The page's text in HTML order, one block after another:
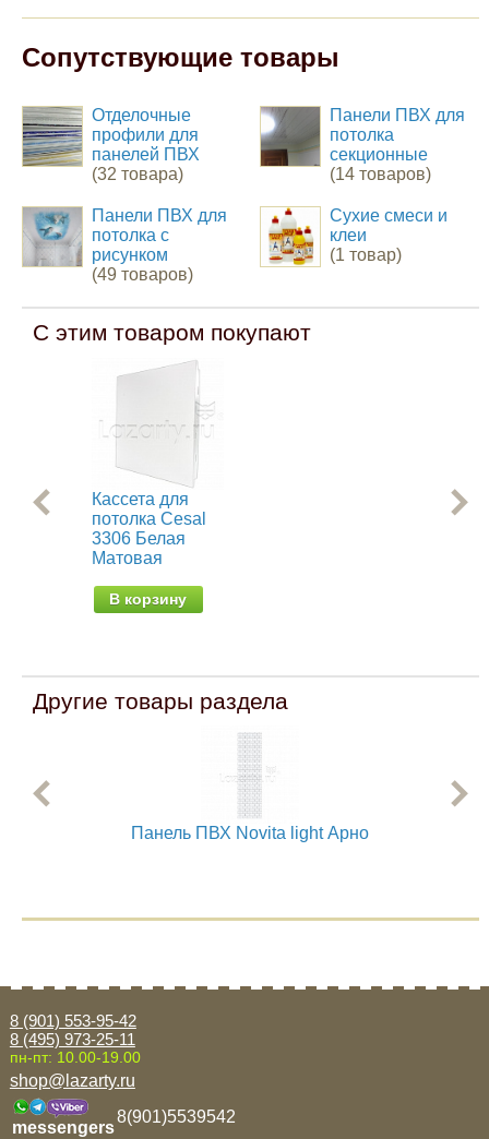
Сопутствующие товары
Отделочные
профили для
панелей ПВХ
(32 товара)
Панели ПВХ для
потолка
секционные
(14 товаров)
Панели ПВХ для
потолка с
рисунком
(49 товаров)
Сухие смеси и
клеи
(1 товар)
С этим товаром покупают
Кассета для
потолка Cesal
3306 Белая
Матовая
В корзину
Другие товары раздела
Панель ПВХ Novita light Арно
8 (901) 553-95-42
8 (495) 973-25-11
пн-пт: 10.00-19.00
shop@lazarty.ru
messengers
8(901)5539542